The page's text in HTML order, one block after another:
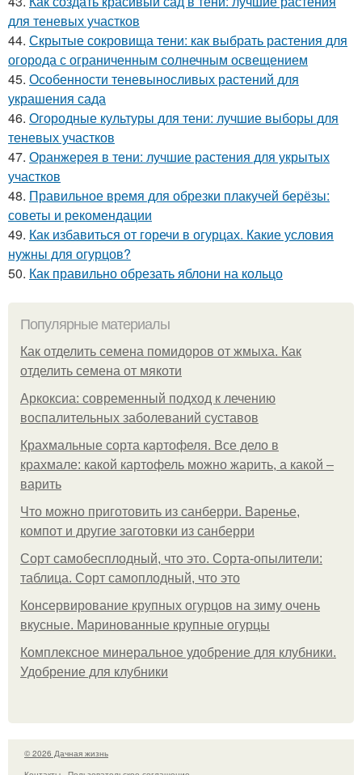
для теневых участков
44. Скрытые сокровища тени: как выбрать растения для
огорода с ограниченным солнечным освещением
45. Особенности теневыносливых растений для
украшения сада
46. Огородные культуры для тени: лучшие выборы для
теневых участков
47. Оранжерея в тени: лучшие растения для укрытых
участков
48. Правильное время для обрезки плакучей берёзы:
советы и рекомендации
49. Как избавиться от горечи в огурцах. Какие условия
нужны для огурцов?
50. Как правильно обрезать яблони на кольцо
Популярные материалы
Как отделить семена помидоров от жмыха. Как
отделить семена от мякоти
Аркоксиа: современный подход к лечению
воспалительных заболеваний суставов
Крахмальные сорта картофеля. Все дело в
крахмале: какой картофель можно жарить, а какой –
варить
Что можно приготовить из санберри. Варенье,
компот и другие заготовки из санберри
Сорт самобесплодный, что это. Сорта-опылители:
таблица. Сорт самоплодный, что это
Консервирование крупных огурцов на зиму очень
вкусные. Маринованные крупные огурцы
Комплексное минеральное удобрение для клубники.
Удобрение для клубники
© 2026 Дачная жизнь